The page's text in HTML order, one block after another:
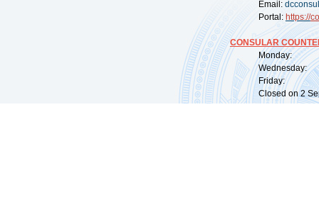
Email:
Portal: https://
CONSULAR
Monday:
Wednesday:
Friday:
Closed on 2